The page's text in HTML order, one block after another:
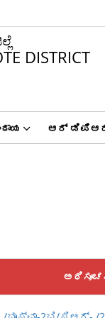
DISTRICT
ಆರ್